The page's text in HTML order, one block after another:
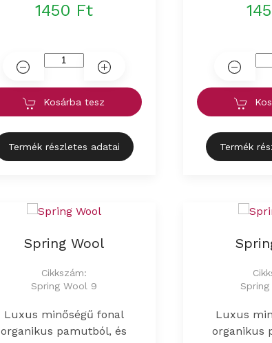
1450 Ft
Kosárba tesz
Termék részletes adatai Termék
Spring Wool
Cikkszám:
Spring Wool 9
Luxus minőségű fonal
organikus pamutból, és
Spring
Luxus
organikus